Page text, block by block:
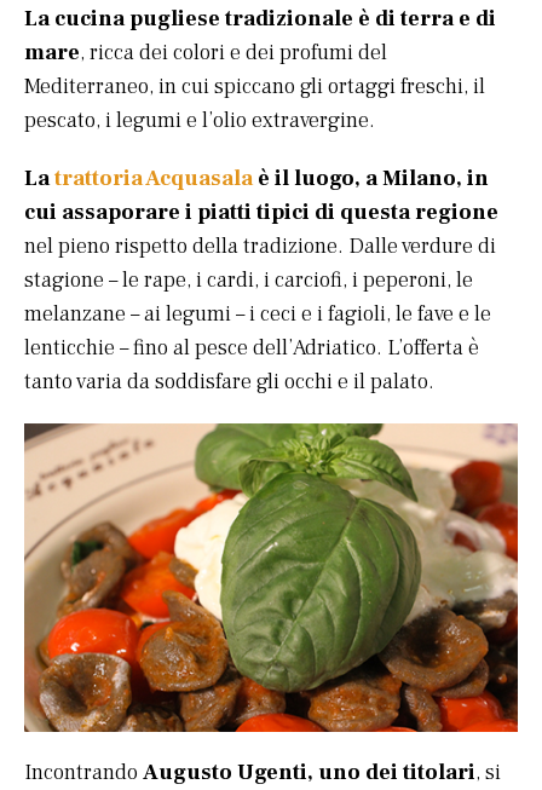
La cucina pugliese tradizionale è di terra e di
mare, ricca dei colori e dei profumi del
Mediterraneo, in cui spiccano gli ortaggi freschi, il
pescato, i legumi e l’olio extravergine.
Latrattoria Acquasalaè il luogo, a Milano, in
cui assaporare i piatti tipici di questa regione
nel pieno rispetto della tradizione. Dalle verdure di
stagione – le rape, i cardi, i carciofi, i peperoni, le
melanzane – ai legumi – i ceci e i fagioli, le fave e le
lenticchie – fino al pesce dell’Adriatico. L’offerta è
tanto varia da soddisfare gli occhi e il palato.
Incontrando Augusto Ugenti, uno dei titolari, si